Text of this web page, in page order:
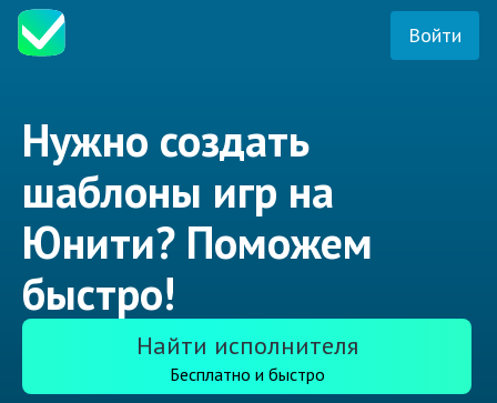
Войти
Нужно создать
шаблоны игр на
Юнити? Поможем
быстро!
Найти исполнителя
Бесплатно и быстро